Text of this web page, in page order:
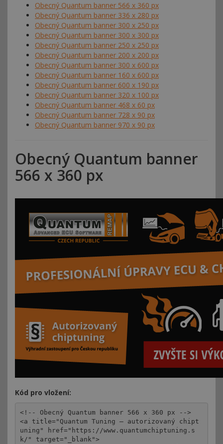
Obecný Quantum banner 566 x 360 px
Obecný Quantum banner 336 x 280 px
Obecný Quantum banner 300 x 250 px
Obecný Quantum banner 300 x 300 px
Obecný Quantum banner 250 x 250 px
Obecný Quantum banner 200 x 200 px
Obecný Quantum banner 300 x 600 px
Obecný Quantum banner 160 x 600 px
Obecný Quantum banner 600 x 190 px
Obecný Quantum banner 320 x 100 px
Obecný Quantum banner 468 x 60 px
Obecný Quantum banner 728 x 90 px
Obecný Quantum banner 970 x 90 px
Obecný Quantum banner
566 x 360 px
Kód pro vložení:
<!-- Obecný Quantum banner 566 x 360 px -->
<a title="Quantum Tuning – autorizovaný chipt
uning" href="https://www.quantumchiptuning.s
k/" target="_blank">